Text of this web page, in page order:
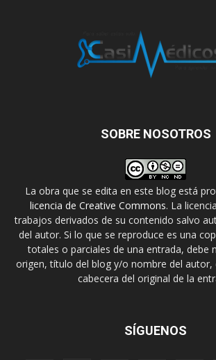
SOBRE NOSOTROS
La obra que se edita en este blog está
licencia de Creative Commons. La
trabajos derivados de su contenido salvo
del autor. Si lo que se reproduce es una
totales o parciales de una entrada, debe
origen, título del blog y/o nombre del autor,
cabecera del original de la
SÍGUENOS